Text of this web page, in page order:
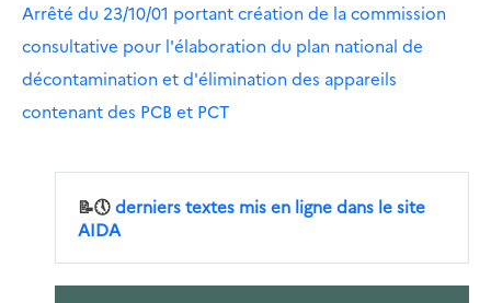
Arrêté du 23/10/01 portant création de la commission
consultative pour l'élaboration du plan national de
décontamination et d'élimination des appareils
contenant des PCB et PCT
📝🕔derniers textes mis en ligne dans le site
AIDA